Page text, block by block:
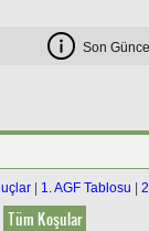
Son
1. AGF Tablosu
Tüm Koşular